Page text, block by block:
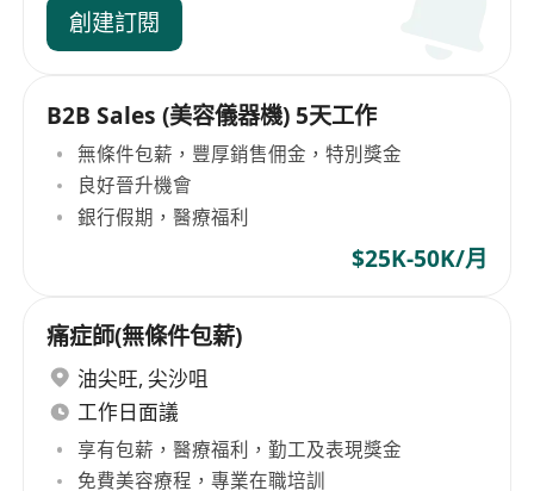
創建訂閱
B2B Sales (美容儀器機) 5天工作
無條件包薪，豐厚銷售佣金，特別獎金
良好晉升機會
銀行假期，醫療福利
$25K-50K/月
痛症師(無條件包薪)
油尖旺, 尖沙咀
工作日面議
享有包薪，醫療福利，勤工及表現獎金
免費美容療程，專業在職培訓